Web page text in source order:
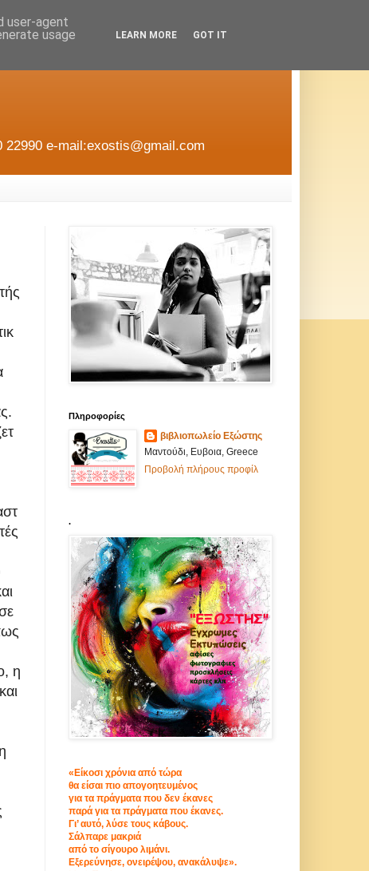
22990 e-mail:exostis@gmail.com
η
Πληροφορίες
βιβλιοπωλείο Εξώστης
Μαντούδι, Ευβοια, Greece
Προβολή πλήρους προφίλ
.
«Είκοσι χρόνια από τώρα
θα είσαι πιο απογοητευμένος
για τα πράγματα που δεν έκανες
παρά για τα πράγματα που έκανες.
Γι’ αυτό, λύσε τους κάβους.
Σάλπαρε μακριά
από το σίγουρο λιμάνι.
Εξερεύνησε, ονειρέψου, ανακάλυψε».
user-agent
usage
LEARN MORE GOT IT